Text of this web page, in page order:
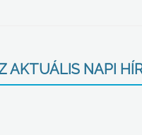
AKTUÁLIS NAPI